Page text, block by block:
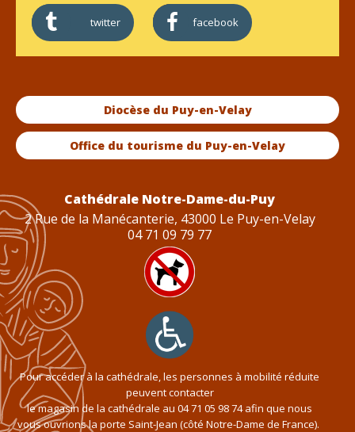
twitter facebook
Diocèse du Puy-en-Velay
Office du tourisme du Puy-en-Velay
Cathédrale Notre-Dame-du-Puy
2 Rue de la Manécanterie, 43000 Le Puy-en-Velay
04 71 09 79 77
Pour accéder à la cathédrale, les personnes à mobilité réduite
peuvent contacter
le magasin de la cathédrale au 04 71 05 98 74afin que nous
vous ouvrions la porte Saint-Jean (côté Notre-Dame de France).